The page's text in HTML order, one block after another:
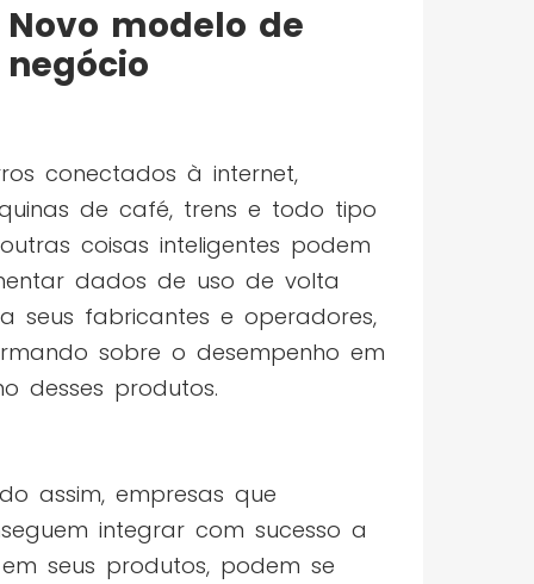
Novo modelo de
negócio
conectados à internet,
de café, trens e todo tipo
coisas inteligentes podem
dados de uso de volta
seus fabricantes e operadores,
sobre o desempenho em
desses produtos.
assim, empresas que
integrar com sucesso a
seus produtos, podem se